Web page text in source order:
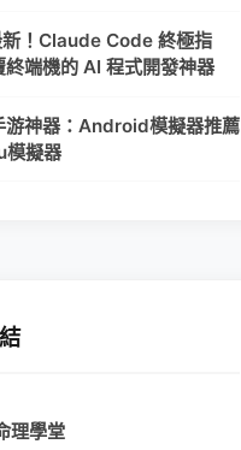
！Claude Code 終極指
終端機的 AI 程式開發神器
游神器：Android模擬器推薦
模擬器
理學堂